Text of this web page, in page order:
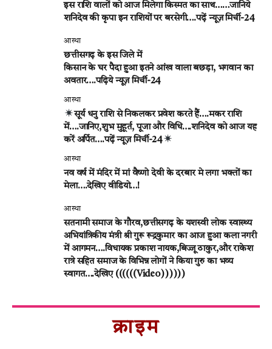
इस राशि वालों को आज मिलेगा किस्मत का साथ……जानिये
शनिदेव की कृपा इन राशियों पर बरसेगी….पढ़ें न्यूज़ मिर्ची-24
आस्था
छत्तीसगढ़ के इस जिले में
किसान के घर पैदा हुआ इतने आंख वाला बछड़ा, भगवान का
अवतार….पढ़िये न्यूज़ मिर्ची-24
आस्था
सूर्य धनु राशि से निकलकर प्रवेश करते हैं….मकर राशि
में….जानिए,शुभ मुहूर्त, पूजा और विधि….शनिदेव को आज यह
करें अर्पित….पढ़ें न्यूज़ मिर्ची-24
आस्था
नव वर्ष में मंदिर में मां वैष्णो देवी के दरबार मे लगा भक्तों का
मेला….देखिए वीडियो…!
आस्था
सतनामी समाज के गौरव,छत्तीसगढ़ के यशस्वी लोक स्वास्थ्य
अभियांत्रिकीय मंत्री श्री गुरू रूद्रकुमार का आज हुआ कला नगरी
में आगमन….विधायक प्रकाश नायक,बिज्जू ठाकुर,और राकेश
रात्रे सहित समाज के विभिन्न लोगों ने किया गुरु का भव्य
स्वागत….देखिए ((((((Video))))))
क्राइम